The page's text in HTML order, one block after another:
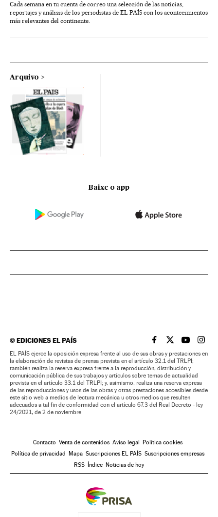
Cada semana en tu cuenta de correo una selección de las noticias,
reportajes y análisis de los periodistas de EL PAÍS con los acontecimientos
más relevantes del continente.
Arquivo
Baixe o app
©EDICIONES EL PAÍS EL PAÍS BRASIL EN
EL PAÍSEL PAÍS
EL
EL PAÍS ejerce la oposición expresa frente al uso de sus obras y prestaciones en
la elaboración de revistas de prensa prevista en el artículo 32.1 del TRLPI;
también realiza la reserva expresa frente a la reproducción, distribución y
comunicación pública de sus trabajos y artículos sobre temas de actualidad
prevista en el artículo 33.1 del TRLPI; y, asimismo, realiza una reserva expresa
de las reproducciones y usos de las obras y otras prestaciones accesibles desde
este sitio web a medios de lectura mecánica u otros medios que resulten
adecuados a tal fin de conformidad con el artículo 67.3 del Real Decreto - ley
24/2021, de 2 de noviembre
Contacto Venta de contenidos Aviso legal
Política cookies
Política de privacidad
Mapa Suscripciones EL PAÍS Suscripciones empresas
RSS
Índice Noticias de hoy